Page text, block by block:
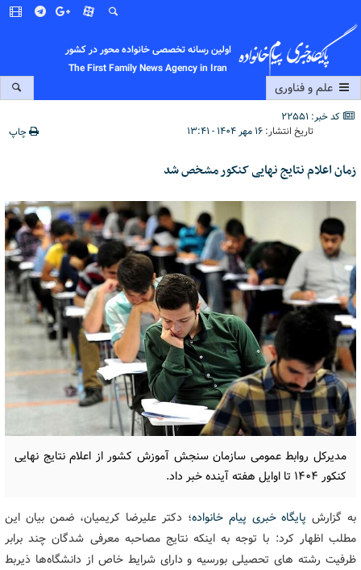
اولین رسانه تخصصی خانواده محور در کشور
The First Family News Agency in Iran
علم و فناوری
کد خبر: 22551
تاریخ انتشار: ۱۶ مهر ۱۴۰۴ - ۱۳:۴۱ چاپ
زمان اعلام نتایج نهایی کنکور مشخص شد
مدیرکل روابط عمومی سازمان سنجش آموزش کشور از اعلام نتایج نهایی
کنکور ۱۴۰۴ تا اوایل هفته آینده خبر داد.
به گزارش پایگاه خبری پیام خانواده؛ دکتر علیرضا کریمیان، ضمن بیان این
مطلب اظهار کرد: با توجه به اینکه نتایج مصاحبه معرفی شدگان چند برابر
ظرفیت رشته های تحصیلی بورسیه و دارای شرایط خاص از دانشگاه‌ها ذیربط